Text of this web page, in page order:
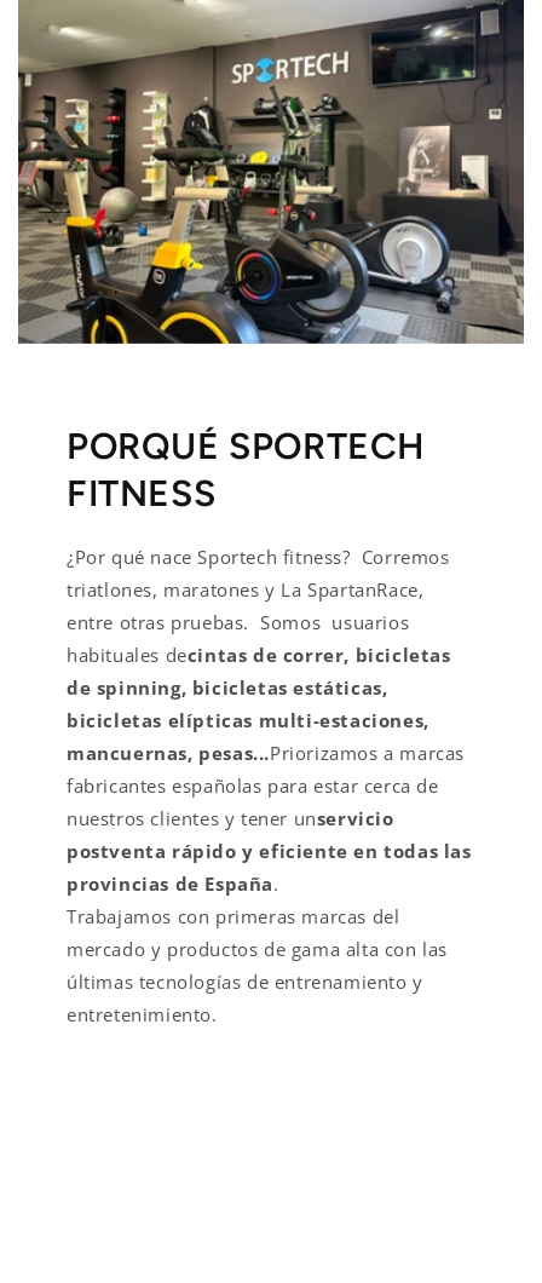
PORQUÉ SPORTECH
FITNESS
¿Por qué nace Sportech fitness? Corremos
triatlones, maratones y La SpartanRace,
entre otras pruebas. Somos usuarios
habituales decintas de correr, bicicletas
de spinning, bicicletas estáticas,
bicicletas elípticas multi-estaciones,
mancuernas, pesas...Priorizamos a marcas
fabricantes españolas para estar cerca de
nuestros clientes y tener unservicio
postventa rápido y eficiente en todas las
provincias de España.
Trabajamos con primeras marcas del
mercado y productos de gama alta con las
últimas tecnologías de entrenamiento y
entretenimiento.